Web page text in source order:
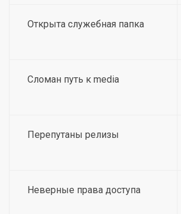
Открыта служебная папка
Сломан путь к media
Перепутаны релизы
Неверные права доступа